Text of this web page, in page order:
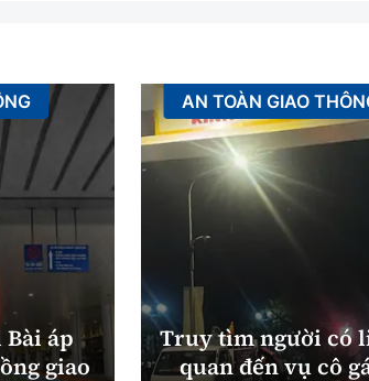
Bài áp
giao
AN TOÀN GIAO
Truy tìm người có
quan đến vụ cô